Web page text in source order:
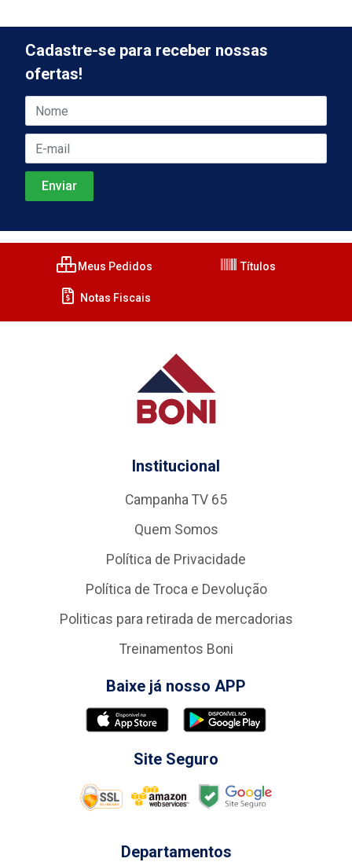
Cadastre-se para receber nossas
ofertas!
Meus Pedidos Títulos
Notas Fiscais
Institucional
Campanha TV 65
Quem Somos
Política de Privacidade
Política de Troca e Devolução
Politicas para retirada de mercadorias
Treinamentos Boni
Baixe já nosso APP
Site Seguro
Departamentos